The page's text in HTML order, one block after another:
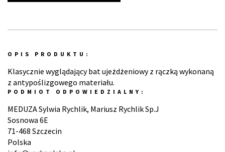
OPIS PRODUKTU:
Klasycznie wyglądający bat ujeżdżeniowy z rączką wykonaną
z antypoślizgowego materiału.
PODMIOT ODPOWIEDZIALNY:
MEDUZA Sylwia Rychlik, Mariusz Rychlik Sp.J
Sosnowa 6E
71-468 Szczecin
Polska